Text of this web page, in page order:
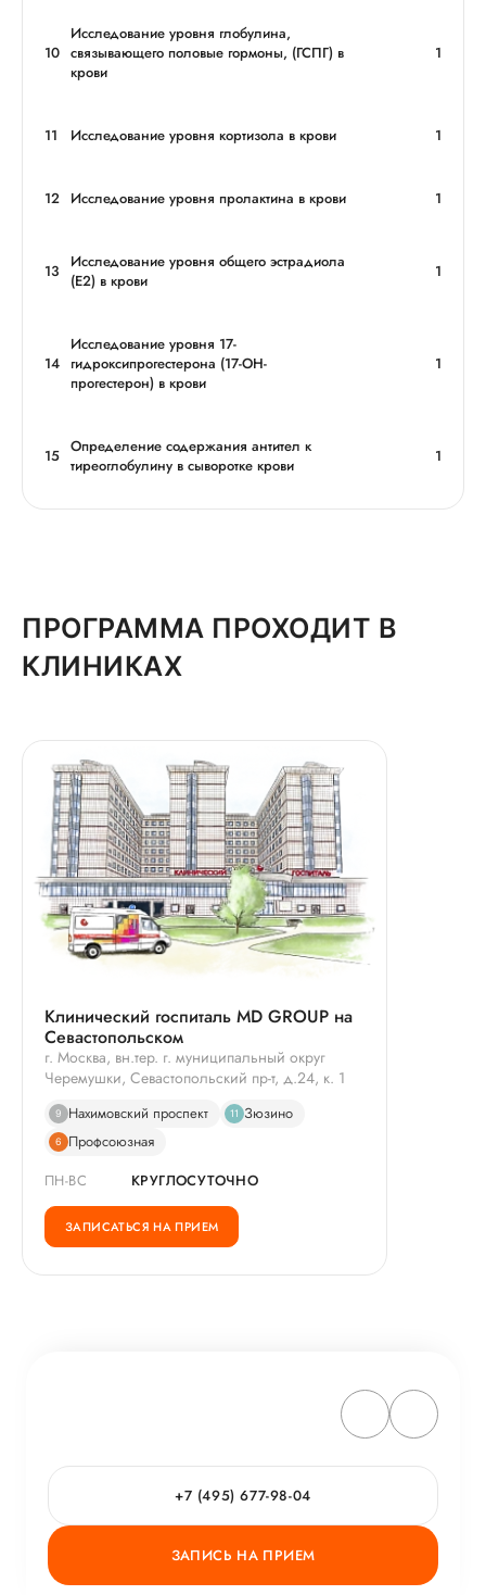
10
Исследование уровня глобулина,
связывающего половые гормоны, (ГСПГ) в
крови
1
11 Исследование уровня кортизола в крови 1
12 Исследование уровня пролактина в крови 1
13
Исследование уровня общего эстрадиола
(Е2) в крови
1
14
Исследование уровня 17-
гидроксипрогестерона (17-ОН-
прогестерон) в крови
1
15 Определение содержания антител к
тиреоглобулину в сыворотке крови
1
ПРОГРАММА ПРОХОДИТ В
КЛИНИКАХ
Клинический госпиталь MD GROUP на
Севастопольском
г. Москва, вн.тер. г. муниципальный округ
Черемушки, Севастопольский пр-т, д.24, к. 1
9 Нахимовский проспект 11 Зюзино
6
Профсоюзная
ПН-ВС
КРУГЛОСУТОЧНО
ЗАПИСАТЬСЯ НА ПРИЕМ
+7 (495) 677-98-04
ЗАПИСЬ НА ПРИЕМ